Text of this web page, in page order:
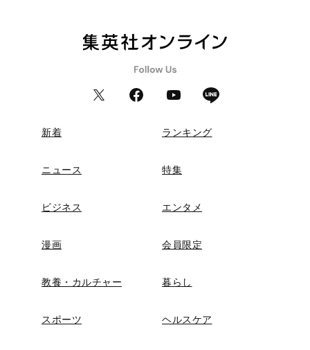
新着 ランキング
ニュース 特集
ビジネス エンタメ
漫画 会員限定
教養・カルチャー 暮らし
スポーツ ヘルスケア